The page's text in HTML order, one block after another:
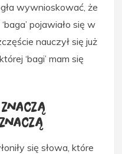
wywnioskować, że
‘baga’ pojawiało się w
nauczył się już
‘bagi’ mam się
się słowa, które